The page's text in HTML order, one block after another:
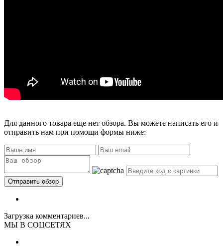
Для данного товара еще нет обзора. Вы можете написать его и
отправить нам при помощи формы ниже:
Загрузка комментариев...
МЫ В СОЦСЕТЯХ